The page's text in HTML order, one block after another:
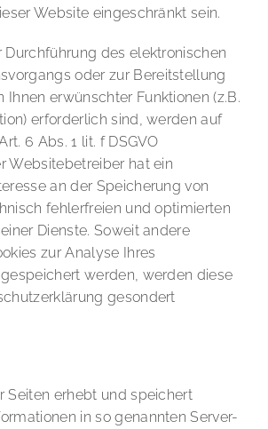
Website eingeschränkt sein.
Durchführung des elektronischen
oder zur Bereitstellung
Ihnen erwünschter Funktionen (z.B.
erforderlich sind, werden auf
6 Abs. 1 lit. f DSGVO
Websitebetreiber hat ein
an der Speicherung von
fehlerfreien und optimierten
Dienste. Soweit andere
zur Analyse Ihres
werden, werden diese
gesondert
Seiten erhebt und speichert
in so genannten Server-